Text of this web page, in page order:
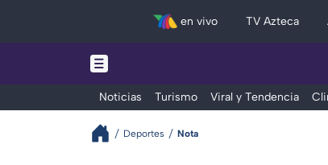
en vivo TV Azteca
Noticias Turismo Viral y Tendencia
Deportes Nota